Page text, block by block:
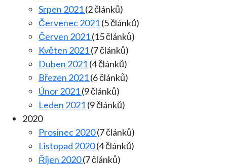
Srpen 2021(2 článků)
Červenec 2021(5 článků)
Červen 2021(15 článků)
Květen 2021(7 článků)
Duben 2021(4 článků)
Březen 2021(6 článků)
Únor 2021(9 článků)
Leden 2021(9 článků)
2020
Prosinec 2020(7 článků)
Listopad 2020(4 článků)
Říjen 2020(7 článků)